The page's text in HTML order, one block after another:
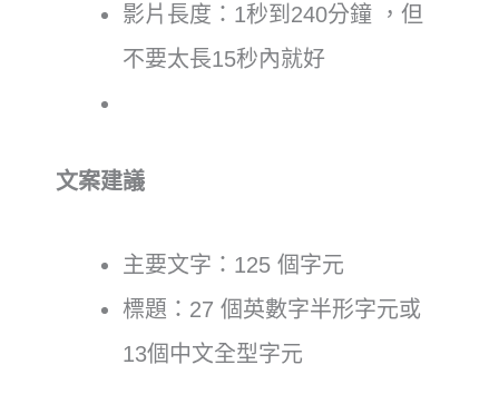
影片長度：1秒到240分鐘 ，但
不要太長15秒內就好
文案建議
主要文字：125 個字元
標題：27 個英數字半形字元或
13個中文全型字元